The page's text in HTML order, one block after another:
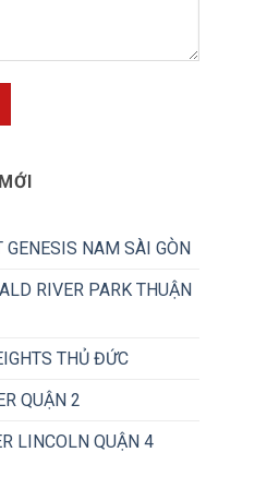
GENESIS NAM SÀI GÒN
RIVER PARK THUẬN
THỦ ĐỨC
QUẬN 2
LINCOLN QUẬN 4